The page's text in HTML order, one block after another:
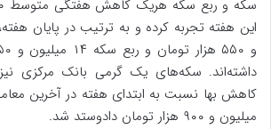
کاهش بها نسبت به ابتدای هفته در آخرین
میلیون و ٩٠٠ هزار تومان دادوستد شد.